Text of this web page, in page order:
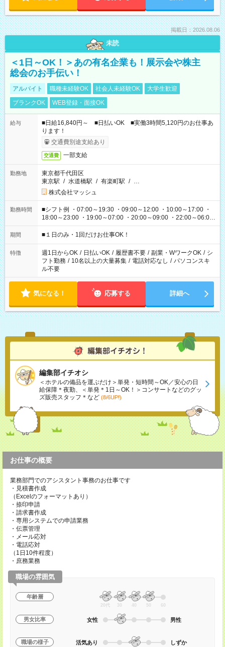
掲載日：2026.08.06
未読
＜1日～OK！＞あの有名企業も！展示会や株主
総会のお手伝い！
アルバイト 職種未経験OK 社会人未経験OK
大学生歓迎
ブランクOK
WEB登録・面接OK
給与
■日給16,840円～ ■日払いOK ■実働3時間5,120円のお仕事あ
ります！
交通費別途支給あり
交通費 一部支給
勤務地
東京都千代田区
東京駅 / 水道橋駅 / 有楽町駅 / …
株式会社マッシュ
勤務時間
■シフト例 ・07:00～19:30 ・09:00～12:00 ・10:00～17:00 ・
18:00～23:00 ・19:00～07:00 ・20:00～09:00 ・22:00～06:00
etc ★最短で3時間で5,120円のお仕事から 15時間で2万円近く稼
げるお仕事も！ ご希望のお時間に合わせてご紹介！ ※シフトは
ください！
期間 ■１日のみ・1回だけお仕事OK！
特徴 週1日からOK / 日払いOK / 履歴書不要 / 副業・WワークOK / シ
フト勤務 / 10名以上の大量募集 / 電話対応なし / パソコンスキ
ル不要
気になる！ 応募する 詳細へ
編集部イチオシ
＜ホテルの備品を運ぶだけ＞単発・短時間～OK／安心の日
給保障＊夜勤、＜単発＊1日～OK！＞コンサートなどのグッ
ズ販売スタッフ＊など (8/6UP!)
お仕事の概要
業務部門でのアシスタント事務のお仕事です
・見積書作成
（Excelのフォーマットあり）
・捺印申請
・請求書作成
・専用システムでの申請業務
・伝票管理
・メール応対
・電話応対
（1日10件程度）
・庶務業務
職場の雰囲気
年齢層
20代 30 40 50 60
男女比率 女性 男性
職場の様子 活気あり しずか